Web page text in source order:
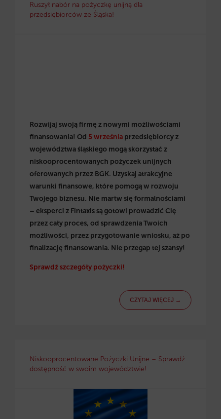
Ruszył nabór na pożyczkę unijną dla
przedsiębiorców ze Śląska!
Rozwijaj swoją firmę z nowymi możliwościami
finansowania! Od 5 września przedsiębiorcy z
województwa śląskiego mogą skorzystać z
niskooprocentowanych pożyczek unijnych
oferowanych przez BGK. Uzyskaj atrakcyjne
warunki finansowe, które pomogą w rozwoju
Twojego biznesu. Nie martw się formalnościami
– eksperci z Fintaxis są gotowi prowadzić Cię
przez cały proces, od sprawdzenia Twoich
możliwości, przez przygotowanie wniosku, aż po
finalizację finansowania. Nie przegap tej szansy!
Sprawdź szczegóły pożyczki!
CZYTAJ WIĘCEJ →
Niskooprocentowane Pożyczki Unijne – Sprawdź
dostępność w swoim województwie!